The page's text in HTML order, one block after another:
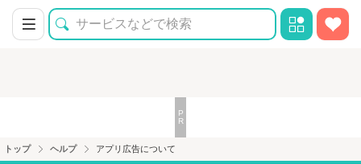
トップ ヘルプ アプリ広告について